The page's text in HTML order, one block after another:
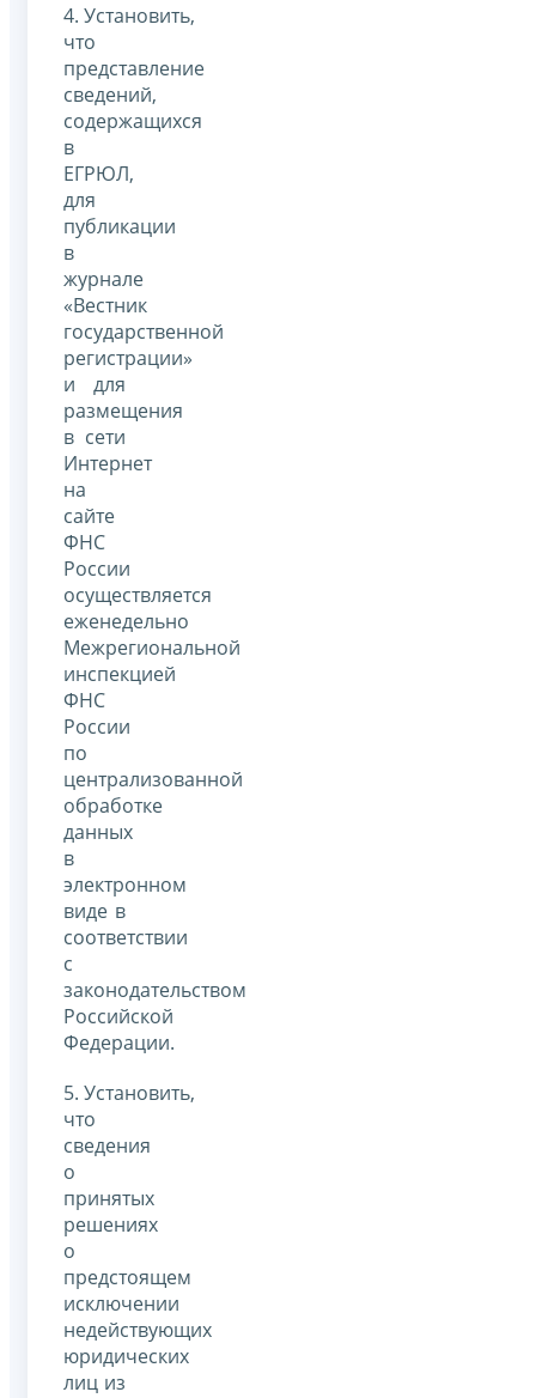
4. Установить,
что
представление
сведений,
содержащихся
в
ЕГРЮЛ,
для
публикации
в
журнале
«Вестник
государственной
регистрации»
и для
размещения
в сети
Интернет
на
сайте
ФНС
России
осуществляется
еженедельно
Межрегиональной
инспекцией
ФНС
России
по
централизованной
обработке
данных
в
электронном
виде в
соответствии
с
законодательством
Российской
Федерации.
5. Установить,
что
сведения
о
принятых
решениях
о
предстоящем
исключении
недействующих
юридических
лиц из